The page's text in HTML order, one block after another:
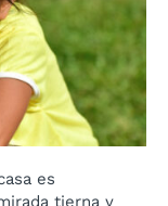
es
tierna y